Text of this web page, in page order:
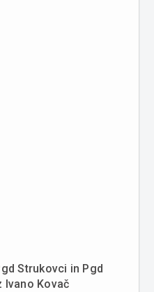
Strukovci in Pgd
Ivano Kovač